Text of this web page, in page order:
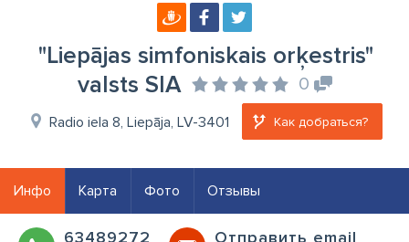
"Liepājas simfoniskais orķestris"
valsts SIA
0
Radio iela 8, Liepāja, LV-3401 Как добраться?
Инфо Карта Фото Отзывы
63489272 Oтправить email